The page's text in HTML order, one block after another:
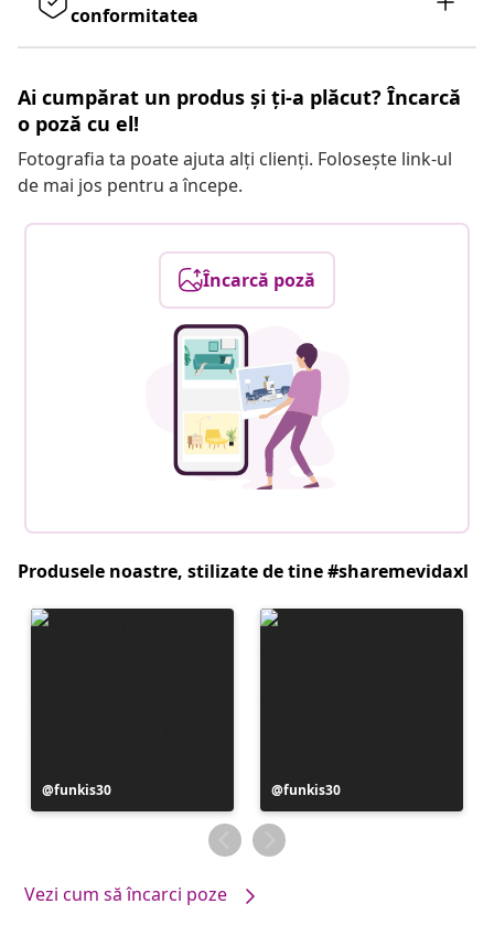
conformitatea
Ai cumpărat un produs și ți-a plăcut? Încarcă
o poză cu el!
Fotografia ta poate ajuta alți clienți. Folosește link-ul
de mai jos pentru a începe.
Încarcă poză
Produsele noastre, stilizate de tine #sharemevidaxl
Postare
publicată
funkis30
Postare
publicată
de
funkis30
Vezi cum să încarci poze